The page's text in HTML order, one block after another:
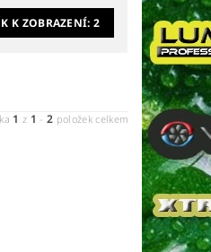
K ZOBRAZENÍ:2
1 z 1 -2 položek celkem